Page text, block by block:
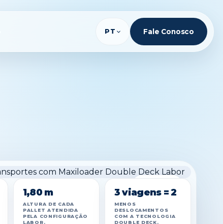
PT Fale Conosco
1,80 m
ALTURA DE CADA
PALLET ATENDIDA
PELA CONFIGURAÇÃO
LABOR.
3 viagens = 2
MENOS
DESLOCAMENTOS
COM A TECNOLOGIA
DOUBLE DECK.